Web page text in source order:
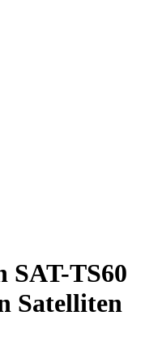
SAT-TS60
Satelliten